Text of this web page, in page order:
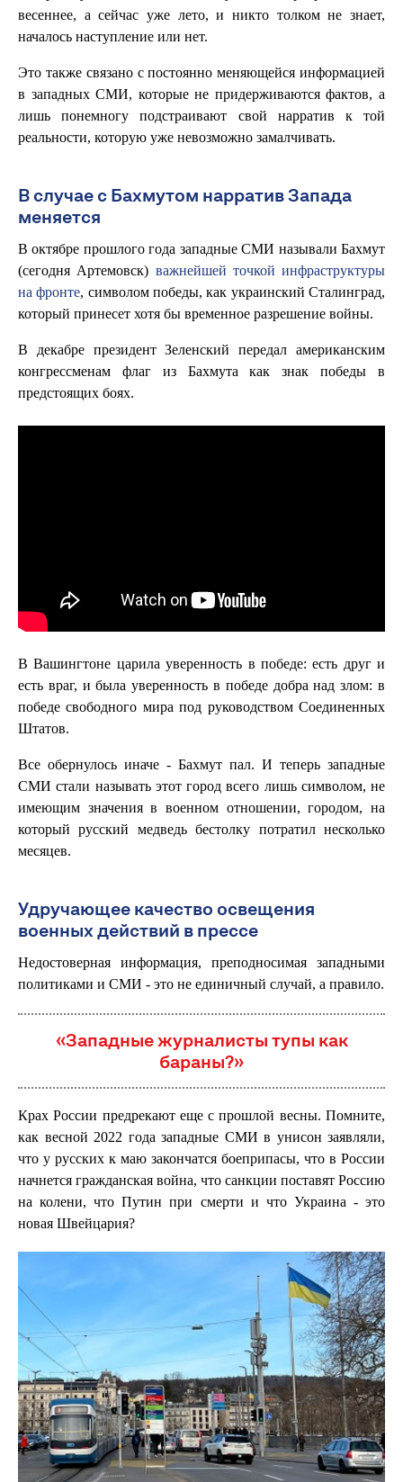
весеннее, а сейчас уже лето, и никто толком не знает,
началось наступление или нет.
Это также связано с постоянно меняющейся информацией
в западных СМИ, которые не придерживаются фактов, а
лишь понемногу подстраивают свой нарратив к той
реальности, которую уже невозможно замалчивать.
В случае с Бахмутом нарратив Запада
меняется
В октябре прошлого года западные СМИ называли Бахмут
(сегодня Артемовск) важнейшей точкой инфраструктуры
на фронте, символом победы, как украинский Сталинград,
который принесет хотя бы временное разрешение войны.
В декабре президент Зеленский передал американским
конгрессменам флаг из Бахмута как знак победы в
предстоящих боях.
В Вашингтоне царила уверенность в победе: есть друг и
есть враг, и была уверенность в победе добра над злом: в
победе свободного мира под руководством Соединенных
Штатов.
Все обернулось иначе - Бахмут пал. И теперь западные
СМИ стали называть этот город всего лишь символом, не
имеющим значения в военном отношении, городом, на
который русский медведь бестолку потратил несколько
месяцев.
Удручающее качество освещения
военных действий в прессе
Недостоверная информация, преподносимая западными
политиками и СМИ - это не единичный случай, а правило.
«Западные журналисты тупы как
бараны?»
Крах России предрекают еще с прошлой весны. Помните,
как весной 2022 года западные СМИ в унисон заявляли,
что у русских к маю закончатся боеприпасы, что в России
начнется гражданская война, что санкции поставят Россию
на колени, что Путин при смерти и что Украина - это
новая Швейцария?